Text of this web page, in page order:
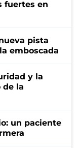
fuertes en
pista
emboscada
y la
de la
un paciente